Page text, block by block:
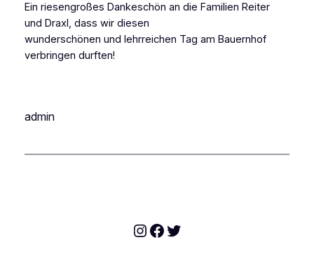
Ein riesengroßes Dankeschön an die Familien Reiter
und Draxl, dass wir diesen
wunderschönen und lehrreichen Tag am Bauernhof
verbringen durften!
admin
Instagram
Facebook
Twitter